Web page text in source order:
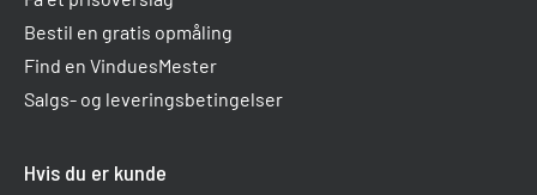
Bestil en gratis opmåling
Find en VinduesMester
Salgs- og leveringsbetingelser
Hvis du er kunde